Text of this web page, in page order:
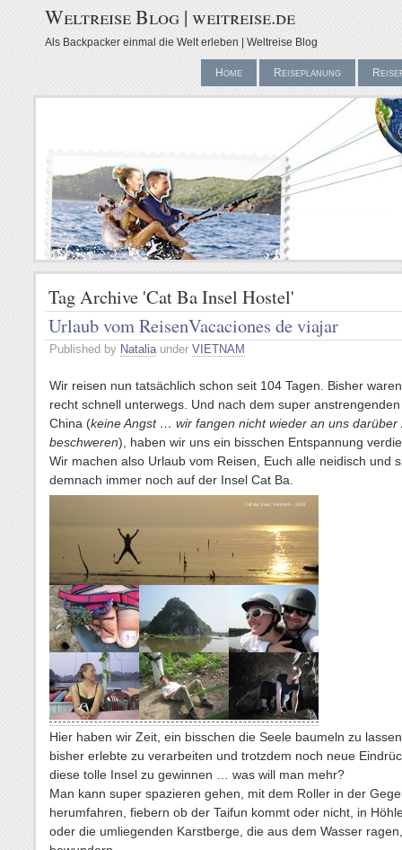
Weltreise Blog | weitreise.de
Als Backpacker einmal die Welt erleben | Weltreise Blog
Home Reiseplanung
Tag Archive 'Cat Ba Insel Hostel'
Urlaub vom ReisenVacaciones de viajar
Published by Nataliaunder VIETNAM
Wir reisen nun tatsächlich schon seit 104 Tagen. Bisher
recht schnell unterwegs. Und nach dem super
China (keine Angst … wir fangen nicht wieder an uns darüber
beschweren), haben wir uns ein bisschen Entspannung
Wir machen also Urlaub vom Reisen, Euch alle neidisch und
demnach immer noch auf der Insel Cat Ba.
Hier haben wir Zeit, ein bisschen die Seele baumeln zu
bisher erlebte zu verarbeiten und trotzdem noch neue
diese tolle Insel zu gewinnen … was will man mehr?
Man kann super spazieren gehen, mit dem Roller in der
herumfahren, fiebern ob der Taifun kommt oder nicht, in
oder die umliegenden Karstberge, die aus dem Wasser ragen,